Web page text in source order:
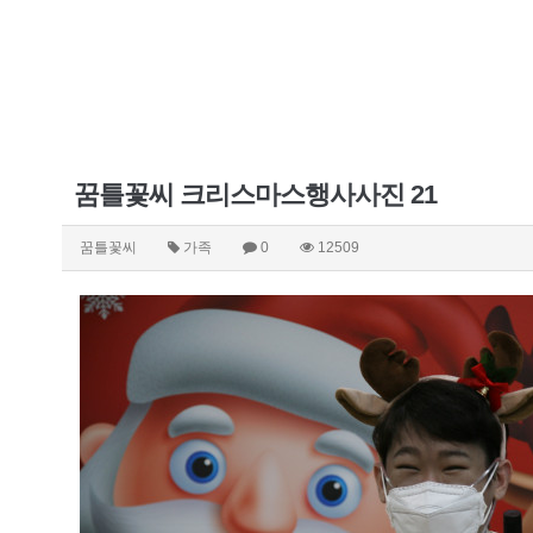
꿈틀꽃씨 크리스마스행사사진 21
꿈틀꽃씨 가족 0 12509